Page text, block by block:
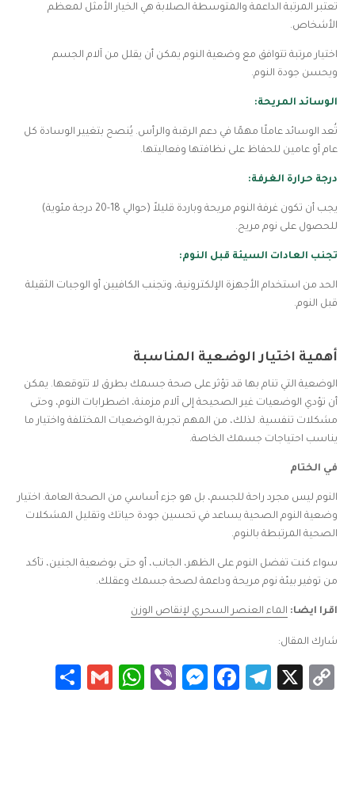
تعتبر المرتبة الداعمة والمتوسطة الصلابة هي الخيار الأمثل لمعظم
الأشخاص.
اختيار مرتبة تتوافق مع وضعية النوم يمكن أن يقلل من آلام الجسم
ويحسن جودة النوم.
الوسائد المريحة:
تُعد الوسائد عاملًا مهمًا في دعم الرقبة والرأس. يُنصح بتغيير الوسادة كل
عام أو عامين للحفاظ على نظافتها وفعاليتها.
درجة حرارة الغرفة:
يجب أن تكون غرفة النوم مريحة وباردة قليلاً (حوالي 18-20 درجة مئوية)
للحصول على نوم مريح.
تجنب العادات السيئة قبل النوم:
الحد من استخدام الأجهزة الإلكترونية، وتجنب الكافيين أو الوجبات الثقيلة
قبل النوم.
أهمية اختيار الوضعية المناسبة
الوضعية التي تنام بها قد تؤثر على صحة جسمك بطرق لا تتوقعها. يمكن
أن تؤدي الوضعيات غير الصحيحة إلى آلام مزمنة، اضطرابات النوم، وحتى
مشكلات تنفسية. لذلك، من المهم تجربة الوضعيات المختلفة واختيار ما
يناسب احتياجات جسمك الخاصة.
في الختام
النوم ليس مجرد راحة للجسم، بل هو جزء أساسي من الصحة العامة. اختيار
وضعية النوم الصحية يساعد في تحسين جودة حياتك وتقليل المشكلات
الصحية المرتبطة بالنوم.
سواء كنت تفضل النوم على الظهر، الجانب، أو حتى بوضعية الجنين، تأكد
من توفير بيئة نوم مريحة وداعمة لصحة جسمك وعقلك.
اقرا ايضا: الماء العنصر السحري لإنقاص الوزن
شارك المقال:
Copy
X
Telegram
Facebook
Messenger
Viber
WhatsApp
Gmail